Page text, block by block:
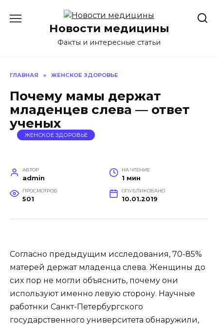
содержаниюНовости медицины
Факты и интересные статьи
ГЛАВНАЯ » ЖЕНСКОЕ ЗДОРОВЬЕ
Почему мамы держат
младенцев слева — ответ
ученых
ЖЕНСКОЕ ЗДОРОВЬЕ
АВТОР
admin
НА ЧТЕНИЕ
1 мин
ПРОСМОТРОВ
501
ОПУБЛИКОВАНО
10.01.2019
Согласно предыдущим исследования, 70-85%
матерей держат младенца слева. Женщины до
сих пор не могли объяснить, почему они
используют именно левую сторону. Научные
работнки Санкт-Петербургского
государственного университета обнаружили,